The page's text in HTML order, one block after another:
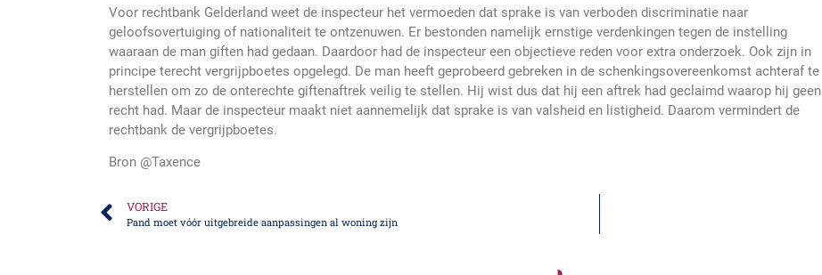
Voor rechtbank Gelderland weet de inspecteur het vermoeden dat sprake is van verboden discriminatie naar
geloofsovertuiging of nationaliteit te ontzenuwen. Er bestonden namelijk ernstige verdenkingen tegen de instelling
waaraan de man giften had gedaan. Daardoor had de inspecteur een objectieve reden voor extra onderzoek. Ook zijn in
principe terecht vergrijpboetes opgelegd. De man heeft geprobeerd gebreken in de schenkingsovereenkomst achteraf te
herstellen om zo de onterechte giftenaftrek veilig te stellen. Hij wist dus dat hij een aftrek had geclaimd waarop hij geen
recht had. Maar de inspecteur maakt niet aannemelijk dat sprake is van valsheid en listigheid. Daarom vermindert de
rechtbank de vergrijpboetes.
Bron @Taxence
VORIGE
Pand moet vóór uitgebreide aanpassingen al woning zijn